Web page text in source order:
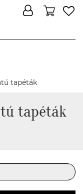
tapéták
tapéták